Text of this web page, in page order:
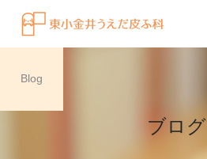
ブログ
Blog